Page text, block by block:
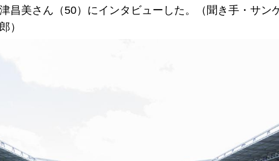
昌美さん（50）にインタビューした。（聞き手・サン
）